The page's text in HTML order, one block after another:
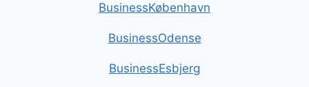
BusinessKøbenhavn
BusinessOdense
BusinessEsbjerg